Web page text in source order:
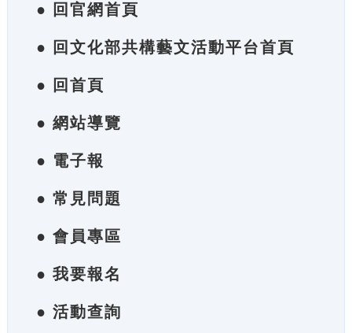
● 回官網首頁
● 回文化部共構藝文活動平台首頁
● 回首頁
● 網站導覽
● 電子報
● 常見問題
● 會員專區
● 我要報名
● 活動查詢